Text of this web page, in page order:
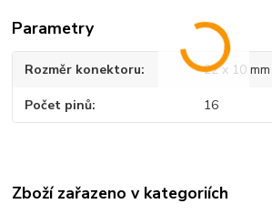
Parametry
Rozměr konektoru 22 x 10 mm
Počet pinů 16
Zboží zařazeno v kategoriích